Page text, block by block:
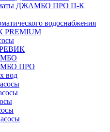
ДЖАМБО ПРО П-К
водоснабжения
ПРО
вод